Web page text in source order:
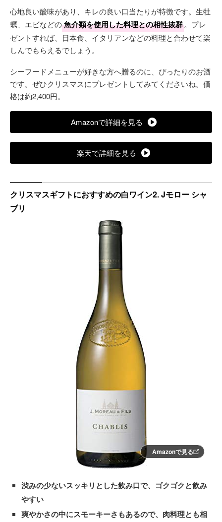
心地良い酸味があり、キレの良い口当たりが特徴です。生牡
蠣、エビなどの魚介類を使用した料理との相性抜群。プレ
ゼントすれば、日本食、イタリアンなどの料理と合わせて楽
しんでもらえるでしょう。
シーフードメニューが好きな方へ贈るのに、ぴったりのお酒
です。ぜひクリスマスにプレゼントしてみてくださいね。価
格は約2,400円。
Amazonで詳細を見る
楽天で詳細を見る
クリスマスギフトにおすすめの白ワイン2. Jモロー シャ
ブリ
Amazonで見る
渋みの少ないスッキリとした飲み口で、ゴクゴクと飲み
やすい
爽やかさの中にスモーキーさもあるので、肉料理とも相